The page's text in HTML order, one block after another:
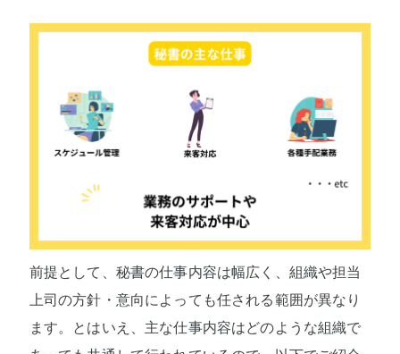
前提として、秘書の仕事内容は幅広く、組織や担当
上司の方針・意向によっても任される範囲が異なり
ます。とはいえ、主な仕事内容はどのような組織で